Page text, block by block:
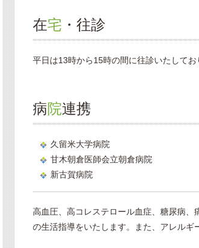
在宅 ・往診
平日は13時から15時の間に往診いたしてお
病院連携
久留米大学病院
甘木朝倉医師会立朝倉病院
新古賀病院
高血圧、高コレステロール血症、糖尿病
の生活指導をいたします。また、アレルギ